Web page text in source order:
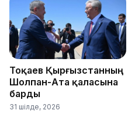
Тоқаев Қырғызстанның
Шолпан-Ата қаласына
барды
31 шілде, 2026